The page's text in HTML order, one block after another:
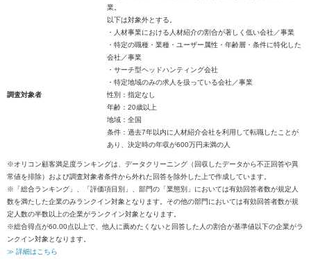
業。
以下は対象外とする。
・人材事業における人材紹介の割合が著しく低い会社／事業
・特定の職種・業種・ユーザー属性・年齢層・条件に特化した
会社／事業
・サーチ型ヘッドハンティング会社
・特定地域のみの求人を扱っている会社／事業
調査対象者
性別：指定なし
年齢：20歳以上
地域：全国
条件：過去7年以内に人材紹介会社を利用して転職したことが
あり、決定時の年収が600万円未満の人
※オリコン顧客満足度ランキングは、データクリーニング（回収したデータから不正回答や異
常値を排除）および調査対象者条件から外れた回答を除外した上で作成しています。
※「総合ランキング」、「評価項目別」、部門の「業態別」においては有効回答者数が規定人
数を満たした企業のみランクイン対象となります。その他の部門においては有効回答者数が規
定人数の半数以上の企業がランクイン対象となります。
※総合得点が60.00点以上で、他人に薦めたくないと回答した人の割合が基準値以下の企業がラ
ンクイン対象となります。
≫ 詳細はこちら